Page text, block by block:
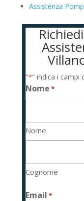
Assistenza
"*" indica i campi
Nome *
Nome
Cognome
Email *